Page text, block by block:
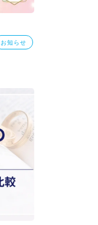
お知らせ